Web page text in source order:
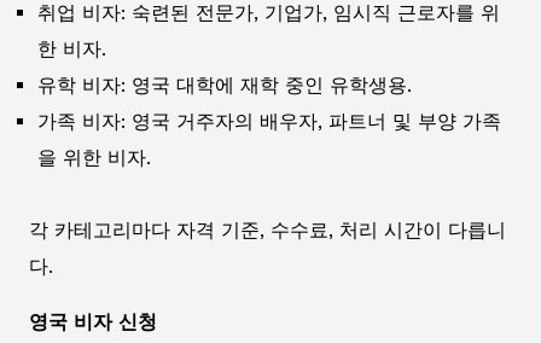
취업 비자: 숙련된 전문가, 기업가, 임시직 근로자를 위
한 비자.
유학 비자: 영국 대학에 재학 중인 유학생용.
가족 비자: 영국 거주자의 배우자, 파트너 및 부양 가족
을 위한 비자.
각 카테고리마다 자격 기준, 수수료, 처리 시간이 다릅니
다.
영국 비자 신청